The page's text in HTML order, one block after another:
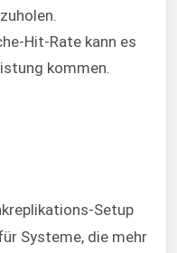
Hit-Rate kann es
kommen.
Setup
Systeme, die mehr